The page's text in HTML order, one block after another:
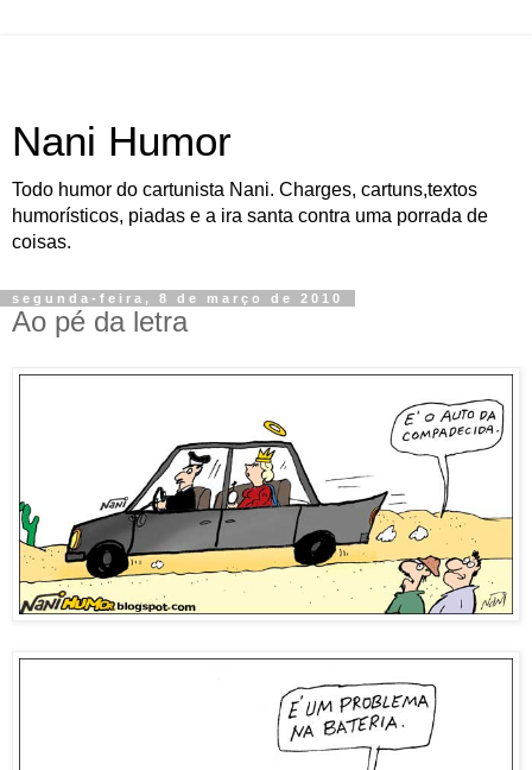
Nani Humor
Todo humor do cartunista Nani. Charges, cartuns,textos
humorísticos, piadas e a ira santa contra uma porrada de
coisas.
segunda-feira, 8 de março de 2010
Ao pé da letra